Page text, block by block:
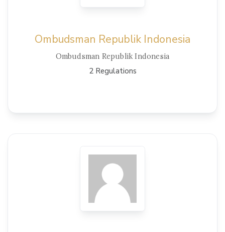
Ombudsman Republik Indonesia
Ombudsman Republik Indonesia
2 Regulations
View Details